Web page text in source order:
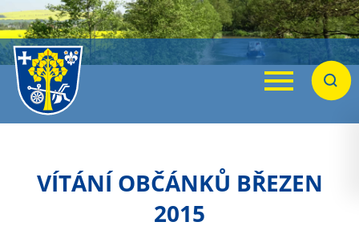
Menu
VÍTÁNÍ OBČÁNKŮ BŘEZEN
2015